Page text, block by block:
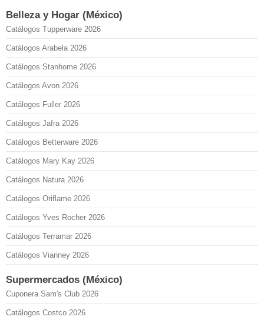
Belleza y Hogar (México)
Catálogos Tupperware 2026
Catálogos Arabela 2026
Catálogos Stanhome 2026
Catálogos Avon 2026
Catálogos Fuller 2026
Catálogos Jafra 2026
Catálogos Betterware 2026
Catálogos Mary Kay 2026
Catálogos Natura 2026
Catálogos Oriflame 2026
Catálogos Yves Rocher 2026
Catálogos Terramar 2026
Catálogos Vianney 2026
Supermercados (México)
Cuponera Sam's Club 2026
Catálogos Costco 2026